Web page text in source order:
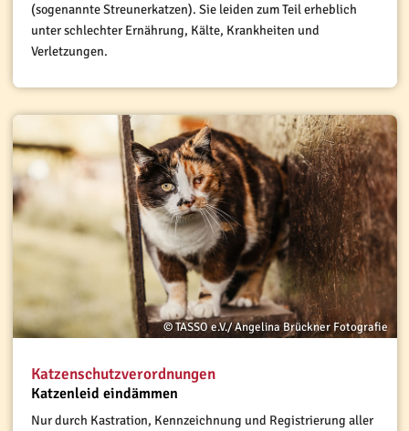
(sogenannte Streunerkatzen). Sie leiden zum Teil erheblich
unter schlechter Ernährung, Kälte, Krankheiten und
Verletzungen.
© TASSO e.V./ Angelina Brückner Fotografie
Katzenschutzverordnungen
Katzenleid eindämmen
Nur durch Kastration, Kennzeichnung und Registrierung aller